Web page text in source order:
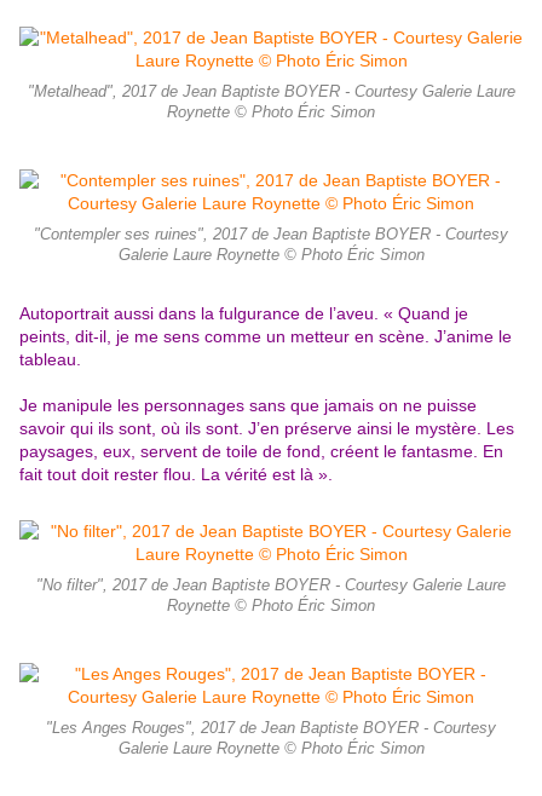
"Metalhead", 2017 de Jean Baptiste BOYER - Courtesy Galerie Laure
Roynette © Photo Éric Simon
"Contempler ses ruines", 2017 de Jean Baptiste BOYER - Courtesy
Galerie Laure Roynette © Photo Éric Simon
Autoportrait aussi dans la fulgurance de l’aveu. « Quand je
peints, dit-il, je me sens comme un metteur en scène. J’anime le
tableau.
Je manipule les personnages sans que jamais on ne puisse
savoir qui ils sont, où ils sont. J’en préserve ainsi le mystère. Les
paysages, eux, servent de toile de fond, créent le fantasme. En
fait tout doit rester flou. La vérité est là ».
"No filter", 2017 de Jean Baptiste BOYER - Courtesy Galerie Laure
Roynette © Photo Éric Simon
"Les Anges Rouges", 2017 de Jean Baptiste BOYER - Courtesy
Galerie Laure Roynette © Photo Éric Simon